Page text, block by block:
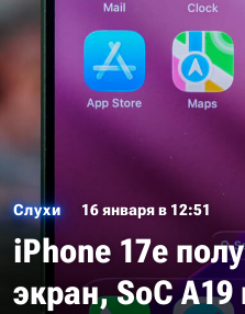
Слухи 16 января в 12:51
iPhone 17e
экран, SoC